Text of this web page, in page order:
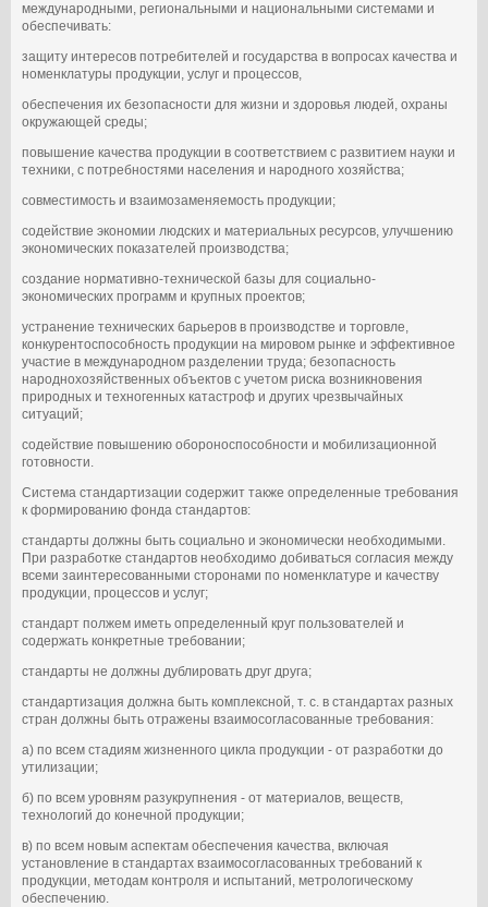
международными, региональными и национальными системами и
обеспечивать:
защиту интересов потребителей и государства в вопросах качества и
номенклатуры продукции, услуг и процессов,
обеспечения их безопасности для жизни и здоровья людей, охраны
окружающей среды;
повышение качества продукции в соответствием с развитием науки и
техники, с потребностями населения и народного хозяйства;
совместимость и взаимозаменяемость продукции;
содействие экономии людских и материальных ресурсов, улучшению
экономических показателей производства;
создание нормативно-технической базы для социально-
экономических программ и крупных проектов;
устранение технических барьеров в производстве и торговле,
конкурентоспособность продукции на мировом рынке и эффективное
участие в международном разделении труда; безопасность
народнохозяйственных объектов с учетом риска возникновения
природных и техногенных катастроф и других чрезвычайных
ситуаций;
содействие повышению обороноспособности и мобилизационной
готовности.
Система стандартизации содержит также определенные требования
к формированию фонда стандартов:
стандарты должны быть социально и экономически необходимыми.
При разработке стандартов необходимо добиваться согласия между
всеми заинтересованными сторонами по номенклатуре и качеству
продукции, процессов и услуг;
стандарт полжем иметь определенный круг пользователей и
содержать конкретные требовании;
стандарты не должны дублировать друг друга;
стандартизация должна быть комплексной, т. с. в стандартах разных
стран должны быть отражены взаимосогласованные требования:
а) по всем стадиям жизненного цикла продукции - от разработки до
утилизации;
б) по всем уровням разукрупнения - от материалов, веществ,
технологий до конечной продукции;
в) по всем новым аспектам обеспечения качества, включая
установление в стандартах взаимосогласованных требований к
продукции, методам контроля и испытаний, метрологическому
обеспечению.